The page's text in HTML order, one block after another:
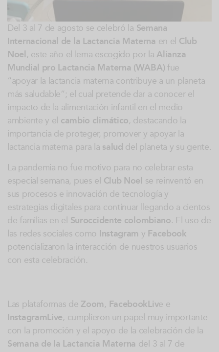
Del 3 al 7 de agosto se celebró la Semana
Internacional de la Lactancia Materna en el Club
Noel, este año el lema escogido por laAlianza
Mundial pro Lactancia Materna (WABA)fue
“apoyar la lactancia materna contribuye a un planeta
más saludable”; el cual pretende dar a conocer el
impacto de la alimentación infantil en el medio
ambiente y el cambio climático, destacando la
importancia de proteger, promover y apoyar la
lactancia materna para la salud del planeta y su gente.
La pandemia no fue motivo para no celebrar esta
especial semana, pues el Club Noel se reinventó en
sus procesos e innovación de tecnología y
estrategias digitales para continuar llegando a cientos
de familias en el Suroccidente colombiano. El uso de
las redes sociales como Instagram y Facebook
potencializaron la interacción de nuestros usuarios
con esta celebración.
Las plataformas de Zoom, FacebookLive e
InstagramLive, cumplieron un papel muy importante
con la promoción y el apoyo de la celebración de la
Semana de la Lactancia Materna del 3 al 7 de